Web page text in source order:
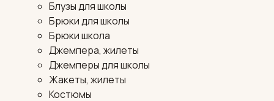
Блузы для школы
Брюки для школы
Брюки школа
Джемпера, жилеты
Джемперы для школы
Жакеты, жилеты
Костюмы